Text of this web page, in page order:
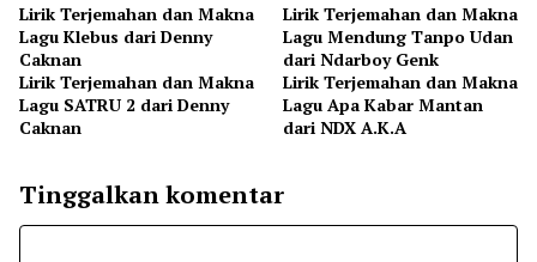
Lirik Terjemahan dan Makna
Lagu Klebus dari Denny
Caknan
Lirik Terjemahan dan Makna
Lagu Mendung Tanpo Udan
dari Ndarboy Genk
Lirik Terjemahan dan Makna
Lagu SATRU 2 dari Denny
Caknan
Lirik Terjemahan dan Makna
Lagu Apa Kabar Mantan
dari NDX A.K.A
Tinggalkan komentar
Komentar